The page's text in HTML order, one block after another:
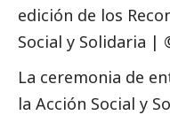
edición de los
Social y Solidaria |
La ceremonia de
la Acción Social y